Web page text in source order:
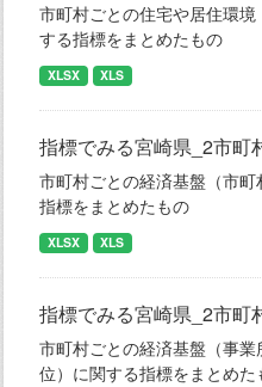
市町村ごとの住宅や居住環
する指標をまとめたもの
XLSX XLS
指標でみる宮崎県_2市町
市町村ごとの経済基盤（市
指標をまとめたもの
XLSX XLS
指標でみる宮崎県_2市町
市町村ごとの経済基盤（事
位）に関する指標をまとめた